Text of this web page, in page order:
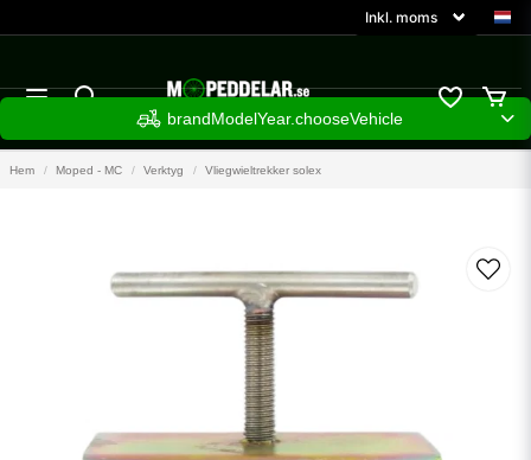
brandModelYear.chooseVehicle
Hem Moped - MC Verktyg Vliegwieltrekker solex